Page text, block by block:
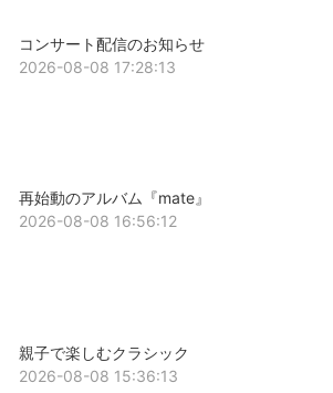
コンサート配信のお知らせ
2026-08-08 17:28:13
再始動のアルバム『mate』
2026-08-08 16:56:12
親子で楽しむクラシック
2026-08-08 15:36:13